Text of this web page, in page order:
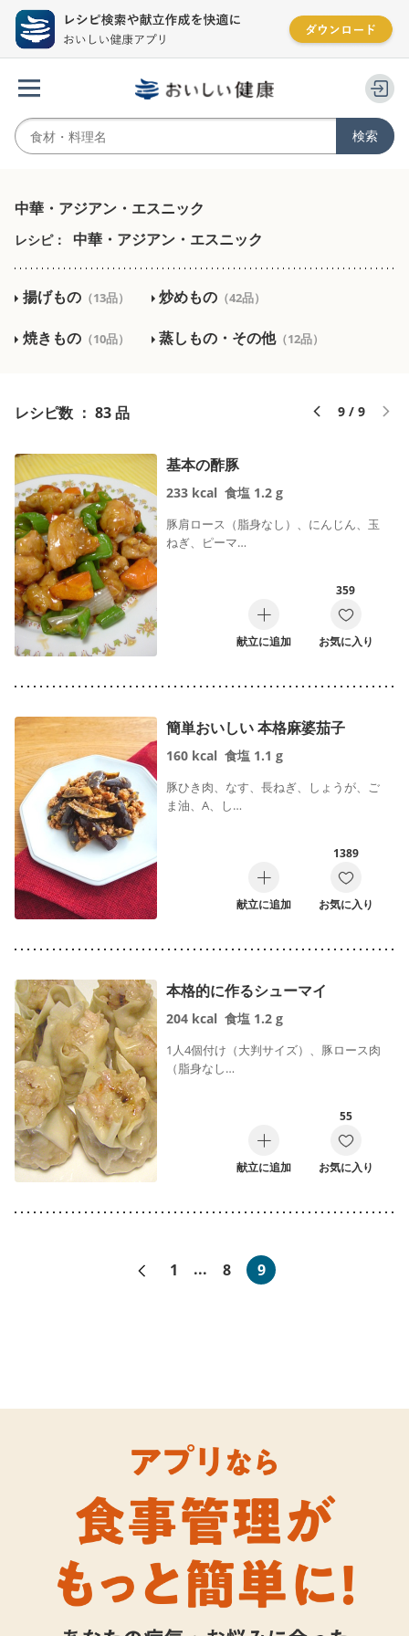
中華・アジアン・エスニック
レシピ： 中華・アジアン・エスニック
揚げもの（13品） 炒めもの （42品）
焼きもの（10品） 蒸しもの・その他（12品）
レシピ数 ： 83 品 9 / 9
基本の酢豚
233 kcal 食塩 1.2 g
豚肩ロース（脂身なし）、にんじん、玉
ねぎ、ピーマ…
献立に追加
359
お気に入り
簡単おいしい 本格麻婆茄子
160 kcal 食塩 1.1 g
豚ひき肉、なす、長ねぎ、しょうが、ご
ま油、A、し…
献立に追加
1389
お気に入り
本格的に作るシューマイ
204 kcal 食塩 1.2 g
1人4個付け（大判サイズ）、豚ロース肉
（脂身なし…
献立に追加
55
お気に入り
«前へ
1 ... 8 9